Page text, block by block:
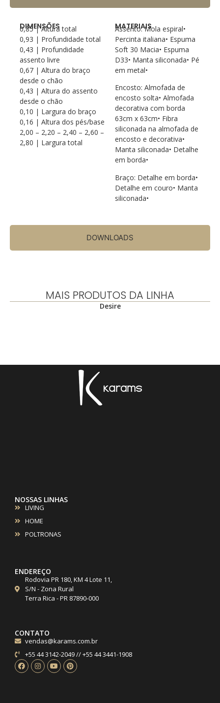
DOWNLOADS
DIMENSÕES
0,85 | Altura total
0,93 | Profundidade total
0,43 | Profundidade
assento livre
0,67 | Altura do braço
desde o chão
0,43 | Altura do assento
desde o chão
0,10 | Largura do braço
0,16 | Altura dos pés/base
2,00 – 2,20 – 2,40 – 2,60 –
2,80 | Largura total
MATERIAIS
Assento: Mola espiral•
Percinta italiana• Espuma
Soft 30 Macia• Espuma
D33• Manta siliconada• Pé
em metal•
Encosto: Almofada de
encosto solta• Almofada
decorativa com borda
63cm x 63cm• Fibra
siliconada na almofada de
encosto e decorativa•
Manta siliconada• Detalhe
em borda•
Braço: Detalhe em borda•
Detalhe em couro• Manta
siliconada•
MAIS PRODUTOS DA LINHA
Desire
NOSSAS LINHAS
LIVING
HOME
POLTRONAS
ENDEREÇO
Rodovia PR 180, KM 4 Lote 11,
S/N - Zona Rural
Terra Rica - PR 87890-000
CONTATO
vendas@karams.com.br
+55 44 3142-2049 // +55 44 3441-1908